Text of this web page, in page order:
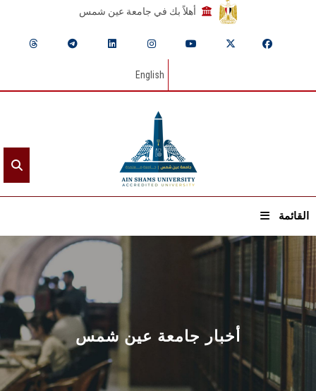
أهلاً بك في جامعة عين شمس
English
القائمة
الرئيسيـة
عن الجامعة
القطاعـات
الشئون الأكاديمية
أخبار جامعة عين شمس